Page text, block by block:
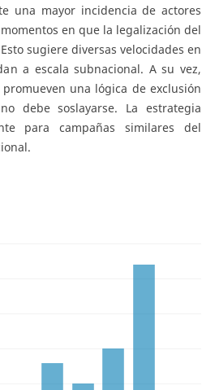
una mayor incidencia de actores
en que la legalización del
sugiere diversas velocidades en
a escala subnacional. A su vez,
una lógica de exclusión
debe soslayarse. La estrategia
para campañas similares del